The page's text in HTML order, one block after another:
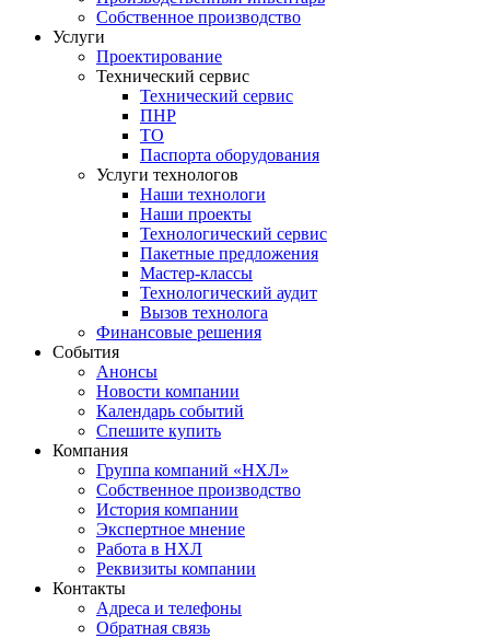
Собственное производство
Услуги
Проектирование
Технический сервис
Технический сервис
ПНР
ТО
Паспорта оборудования
Услуги технологов
Наши технологи
Наши проекты
Технологический сервис
Пакетные предложения
Мастер-классы
Технологический аудит
Вызов технолога
Финансовые решения
События
Анонсы
Новости компании
Календарь событий
Спешите купить
Компания
Группа компаний «НХЛ»
Собственное производство
История компании
Экспертное мнение
Работа в НХЛ
Реквизиты компании
Контакты
Адреса и телефоны
Обратная связь